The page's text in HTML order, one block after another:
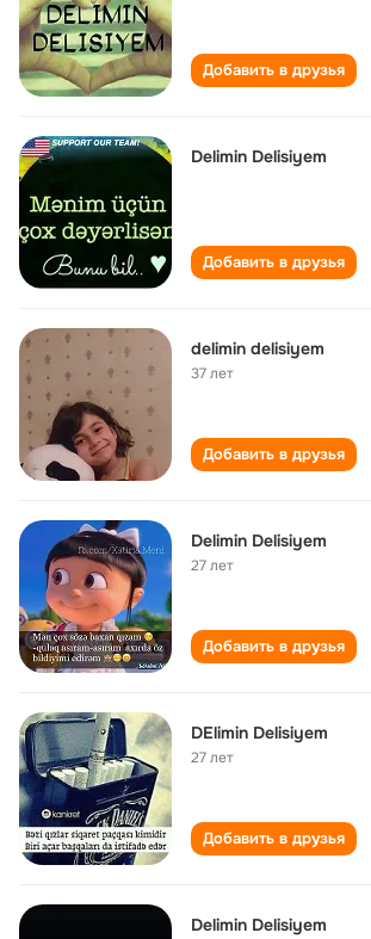
Добавить в друзья
Delimin Delisiyem
Добавить в друзья
delimin delisiyem
37 лет
Добавить в друзья
Delimin Delisiyem
27 лет
Добавить в друзья
DElimin Delisiyem
27 лет
Добавить в друзья
Delimin Delisiyem